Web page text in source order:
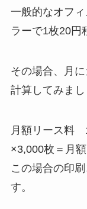
一般的なオフ
ラーで1枚20円
その場合、月
計算してみまし
月額リース料
×3,000枚＝月
この場合の印
す。